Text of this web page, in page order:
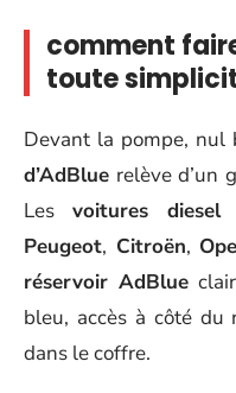
comment
toute
Devant la pompe, nul
d’AdBlue relève d’un
Lesvoitures diesel
Peugeot, Citroën,
réservoir AdBlue
bleu, accès à côté du
dans le coffre.